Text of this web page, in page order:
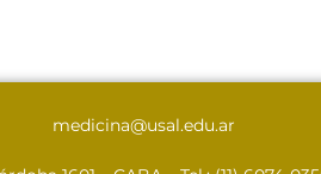
medicina@usal.edu.ar